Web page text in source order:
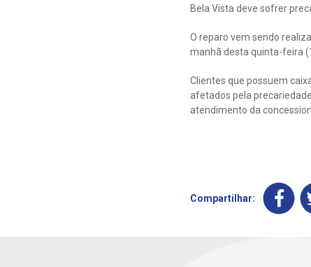
Bela Vista deve sofrer
O reparo vem sendo
manhã desta quinta-feira
Clientes que possuem
afetados pela
atendimento da
Compartilhar: